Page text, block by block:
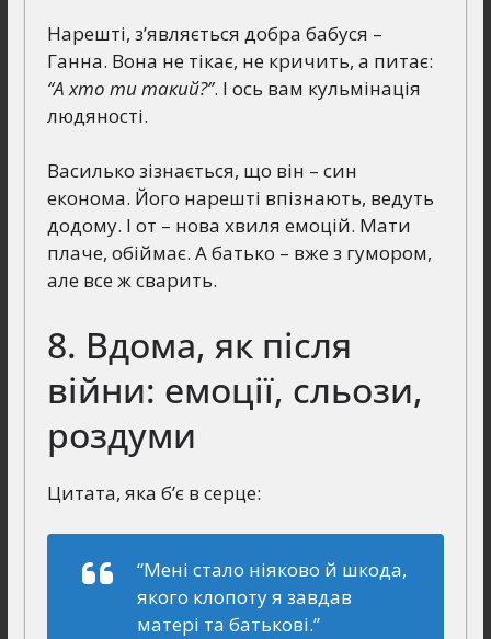
Нарешті, з’являється добра бабуся –
Ганна. Вона не тікає, не кричить, а питає:
“А хто ти такий?”. І ось вам кульмінація
людяності.
Василько зізнається, що він – син
економа. Його нарешті впізнають, ведуть
додому. І от – нова хвиля емоцій. Мати
плаче, обіймає. А батько – вже з гумором,
але все ж сварить.
8. Вдома, як після
війни: емоції, сльози,
роздуми
Цитата, яка б’є в серце:
“Мені стало ніяково й шкода,
якого клопоту я завдав
матері та батькові.”